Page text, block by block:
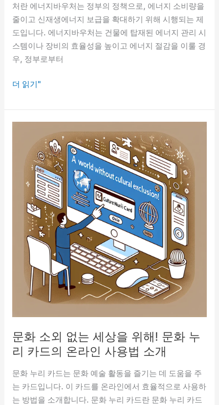
처란 에너지바우처는 정부의 정책으로, 에너지 소비량을
줄이고 신재생에너지 보급을 확대하기 위해 시행되는 제
도입니다. 에너지바우처는 건물에 탑재된 에너지 관리 시
스템이나 장비의 효율성을 높이고 에너지 절감을 이룰 경
우, 정부로부터
에
지
바
확
인
세
요
더 읽기"
문화 소외 없는 세상을 위해! 문화 누
리 카드의 온라인 사용법 소개
문화 누리 카드는 문화 예술 활동을 즐기는 데 도움을 주
는 카드입니다. 이 카드를 온라인에서 효율적으로 사용하
는 방법을 소개합니다. 문화 누리 카드란 문화 누리 카드